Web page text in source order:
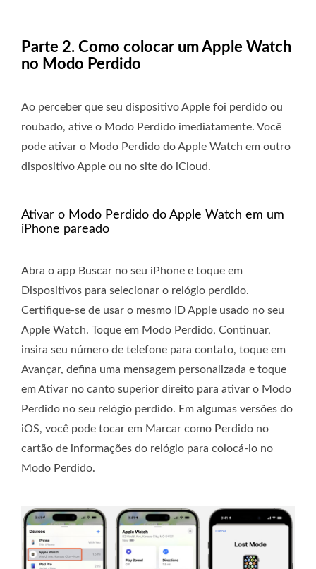
Parte 2. Como colocar um Apple Watch
no Modo Perdido
Ao perceber que seu dispositivo Apple foi perdido ou
roubado, ative o Modo Perdido imediatamente. Você
pode ativar o Modo Perdido do Apple Watch em outro
dispositivo Apple ou no site do iCloud.
Ativar o Modo Perdido do Apple Watch em um
iPhone pareado
Abra o app Buscar no seu iPhone e toque em
Dispositivos para selecionar o relógio perdido.
Certifique-se de usar o mesmo ID Apple usado no seu
Apple Watch. Toque em Modo Perdido, Continuar,
insira seu número de telefone para contato, toque em
Avançar, defina uma mensagem personalizada e toque
em Ativar no canto superior direito para ativar o Modo
Perdido no seu relógio perdido. Em algumas versões do
iOS, você pode tocar em Marcar como Perdido no
cartão de informações do relógio para colocá-lo no
Modo Perdido.